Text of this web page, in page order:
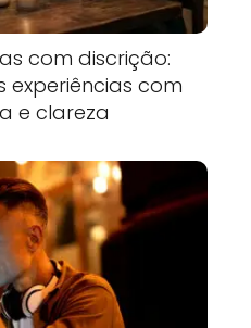
com discrição:
experiências com
e clareza